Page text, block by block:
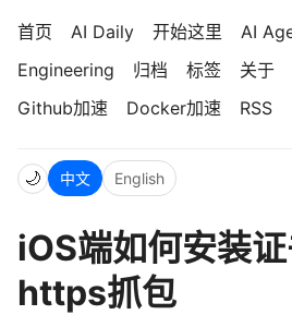
首页 AI Daily 开始这里 AI
Engineering
归档 标签 关于
Github加速
Docker加速 RSS
🌙 中文 English
iOS端如何安装
https抓包